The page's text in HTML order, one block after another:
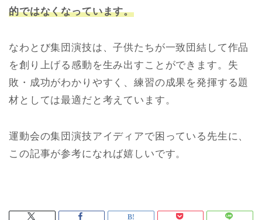
的ではなくなっています。
なわとび集団演技は、子供たちが一致団結して作品
を創り上げる感動を生み出すことができます。失
敗・成功がわかりやすく、練習の成果を発揮する題
材としては最適だと考えています。
運動会の集団演技アイディアで困っている先生に、
この記事が参考になれば嬉しいです。